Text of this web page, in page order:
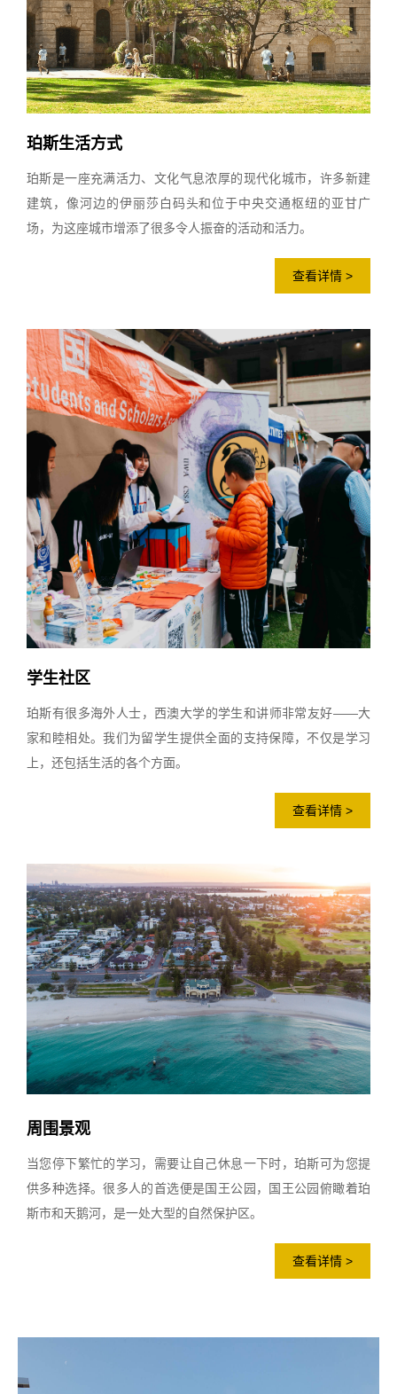
珀斯生活方式
珀斯是一座充满活力、文化气息浓厚的现代化城市，许多新建
建筑，像河边的伊丽莎白码头和位于中央交通枢纽的亚甘广
场，为这座城市增添了很多令人振奋的活动和活力。
查看详情 >
学生社区
珀斯有很多海外人士，西澳大学的学生和讲师非常友好——大
家和睦相处。我们为留学生提供全面的支持保障，不仅是学习
上，还包括生活的各个方面。
查看详情 >
周围景观
当您停下繁忙的学习，需要让自己休息一下时，珀斯可为您提
供多种选择。很多人的首选便是国王公园，国王公园俯瞰着珀
斯市和天鹅河，是一处大型的自然保护区。
查看详情 >